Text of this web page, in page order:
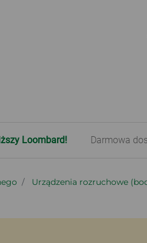
Loombard! Darmowa
Urządzenia rozruchowe